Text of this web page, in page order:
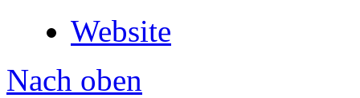
Website
Nach oben